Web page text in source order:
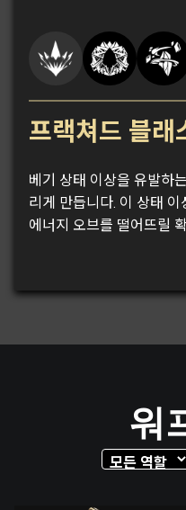
프랙쳐드 블래
베기 상태 이상을 유발하
리게 만듭니다. 이 상태
에너지 오브를 떨어뜨릴
워